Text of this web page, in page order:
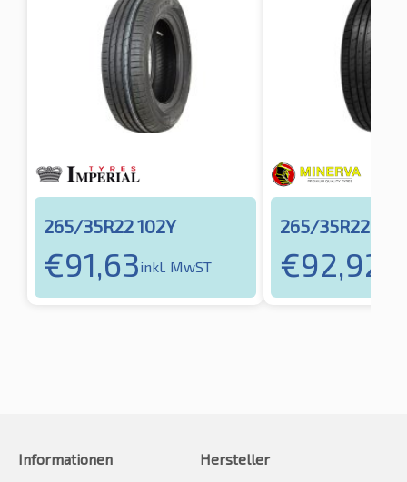
265/35R22 102Y
€91,63inkl. MwST
265/35R22
€92,92
Informationen
Hersteller